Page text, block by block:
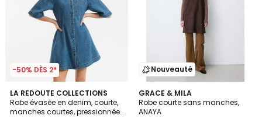
-50% DÈS 2*
LA REDOUTE COLLECTIONS
Robe évasée en denim, courte,
manches courtes, pressionnée
5
/
5
Nouveauté
GRACE & MILA
Robe courte sans manches,
ANAYA